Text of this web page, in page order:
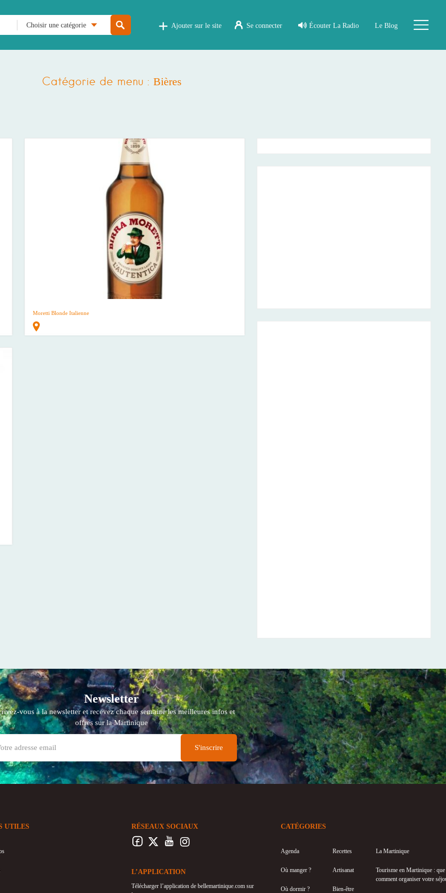
Choisir une catégorie Ajouter sur le site Se connecter Écouter La Radio Le Blog
Catégorie de menu : Bières
Moretti Blonde Italienne
Newsletter
vous à la newsletter et recevez chaque semaine les meilleures infos et
offres sur la Martinique
UTILES RÉSEAUX SOCIAUX
L’APPLICATION
Télécharger l’application de bellemartinique.com sur
CATÉGORIES
Agenda
Où manger ?
Où dormir ?
Recettes
Artisanat
Bien-être
La Martinique
Tourisme en Martinique :
comment organiser votre